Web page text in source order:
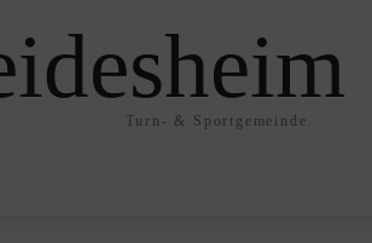
Turn- & Sportgemeinde